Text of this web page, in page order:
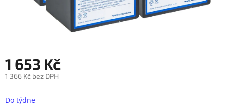
Autorizované
servisy
záruk
1 653 Kč
1 366 Kč bez DPH
cena:
Do týdne